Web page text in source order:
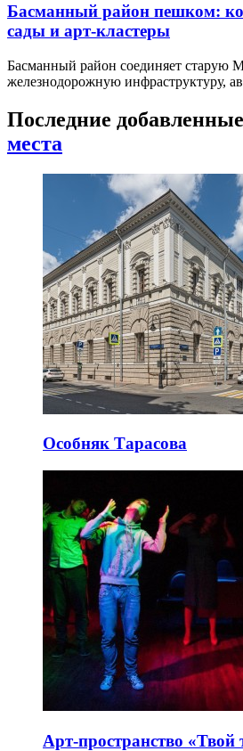
Басманный район пешком:
сады и арт-кластеры
Басманный район соединяет старую
железнодорожную инфраструктуру,
Последние добавленные
места
Особняк Тарасова
Арт-пространство «Твой